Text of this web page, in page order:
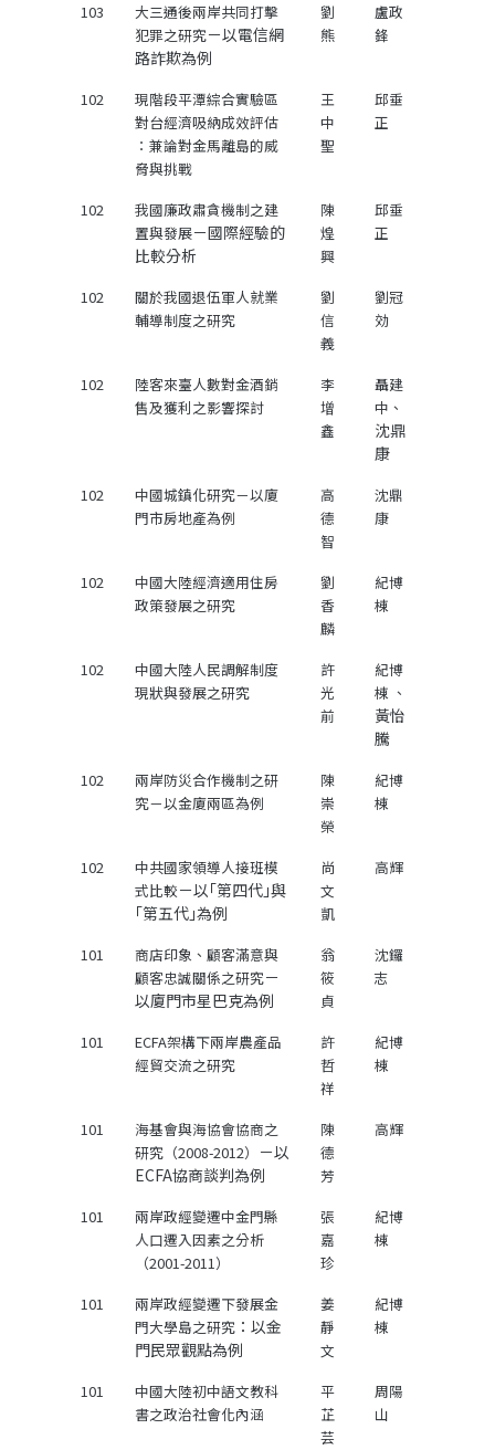
103
大三通後兩岸共同打擊
犯罪之研究－以電信網
路詐欺為例
劉
熊
盧政
鋒
102
現階段平潭綜合實驗區
對台經濟吸納成效評估
：兼論對金馬離島的威
脅與挑戰
王
中
聖
邱垂
正
102
我國廉政肅貪機制之建
置與發展－國際經驗的
比較分析
陳
煌
興
邱垂
正
102
關於我國退伍軍人就業
輔導制度之研究
劉
信
義
劉冠
効
102
陸客來臺人數對金酒銷
售及獲利之影響探討
李
增
鑫
聶建
中、
沈鼎
康
102
中國城鎮化研究－以廈
門市房地產為例
高
德
智
沈鼎
康
102
中國大陸經濟適用住房
政策發展之研究
劉
香
麟
紀博
棟
102
中國大陸人民調解制度
現狀與發展之研究
許
光
前
紀博
棟 、
黃怡
騰
102
兩岸防災合作機制之研
究－以金廈兩區為例
陳
崇
榮
紀博
棟
102
中共國家領導人接班模
式比較－以｢第四代｣與
｢第五代｣為例
尚
文
凱
高輝
101
商店印象、顧客滿意與
顧客忠誠關係之研究－
以廈門市星巴克為例
翁
筱
貞
沈鑼
志
101
ECFA架構下兩岸農產品
經貿交流之研究
許
哲
祥
紀博
棟
101
海基會與海協會協商之
研究（2008-2012） －以
ECFA協商談判為例
陳
德
芳
高輝
101
兩岸政經變遷中金門縣
人口遷入因素之分析
（2001-2011）
張
嘉
珍
紀博
棟
101
兩岸政經變遷下發展金
門大學島之研究：以金
門民眾觀點為例
姜
靜
文
紀博
棟
101
中國大陸初中語文教科
書之政治社會化內涵
平
芷
芸
周陽
山